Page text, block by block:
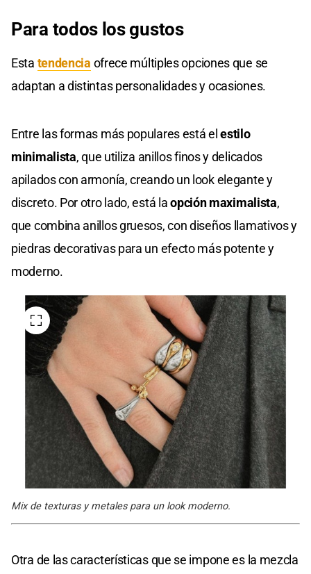
Para todos los gustos
Esta tendencia ofrece múltiples opciones que se
adaptan a distintas personalidades y ocasiones.
Entre las formas más populares está elestilo
minimalista, que utiliza anillos finos y delicados
apilados con armonía, creando un look elegante y
discreto. Por otro lado, está laopción maximalista,
que combina anillos gruesos, con diseños llamativos y
piedras decorativas para un efecto más potente y
moderno.
Mix de texturas y metales para un look moderno.
Otra de las características que se impone es la mezcla